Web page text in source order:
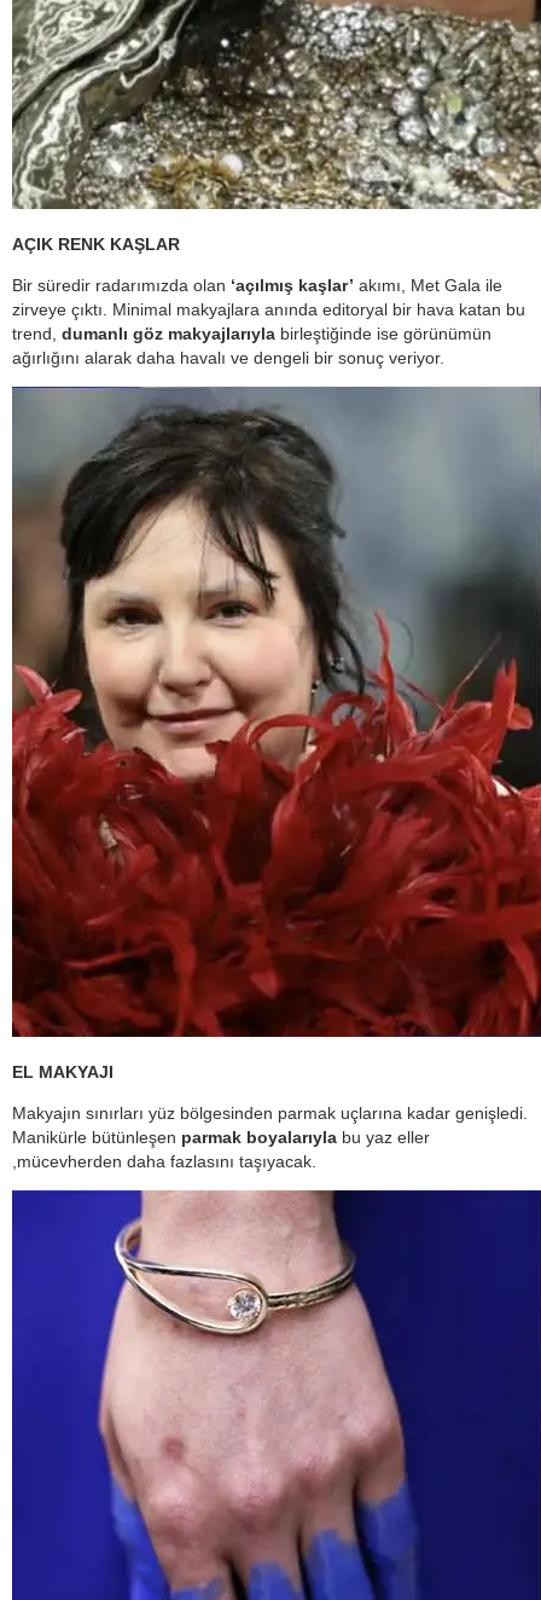
AÇIK RENK KAŞLAR
Bir süredir radarımızda olan ‘açılmış kaşlar’ akımı, Met Gala ile
zirveye çıktı. Minimal makyajlara anında editoryal bir hava katan bu
trend, dumanlı göz makyajlarıyla birleştiğinde ise görünümün
ağırlığını alarak daha havalı ve dengeli bir sonuç veriyor.
EL MAKYAJI
Makyajın sınırları yüz bölgesinden parmak uçlarına kadar genişledi.
Manikürle bütünleşen parmak boyalarıyla bu yaz eller
,mücevherden daha fazlasını taşıyacak.